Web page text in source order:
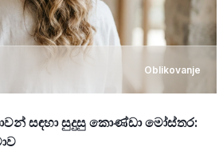
Oblikovanje
සඳහා සුදුසු කොණ්ඩා මෝස්තර: